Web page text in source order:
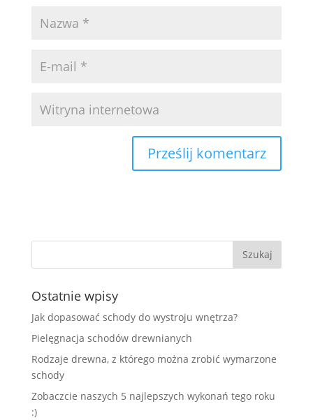
Ostatnie wpisy
Jak dopasować schody do wystroju wnętrza?
Pielęgnacja schodów drewnianych
Rodzaje drewna, z którego można zrobić wymarzone
schody
Zobaczcie naszych 5 najlepszych wykonań tego roku
:)